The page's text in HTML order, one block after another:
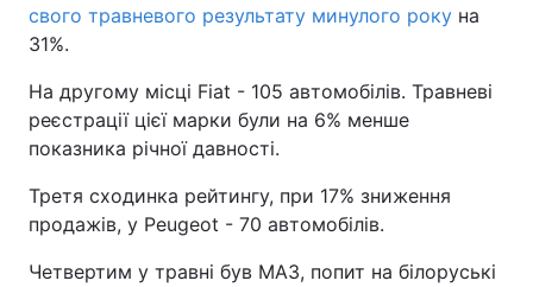
свого травневого результату минулого року на
31%.
На другому місці Fiat - 105 автомобілів. Травневі
реєстрації цієї марки були на 6% менше
показника річної давності.
Третя сходинка рейтингу, при 17% зниження
продажів, у Peugeot - 70 автомобілів.
Четвертим у травні був МАЗ, попит на білоруські